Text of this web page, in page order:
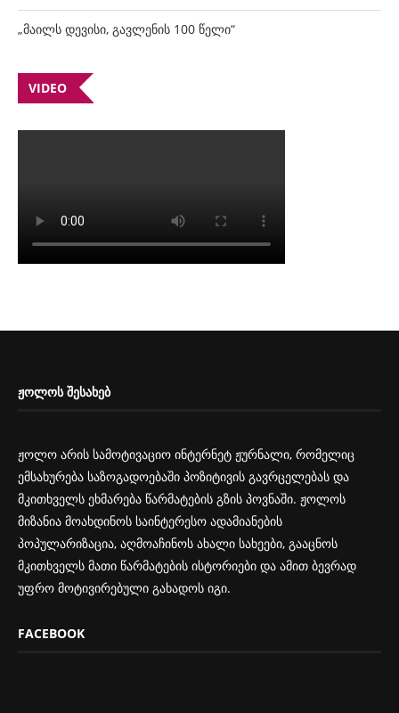
„მაილს დევისი, გავლენის 100 წელი“
VIDEO
ᲟᲝᲚᲝᲡ ᲨᲔᲡᲐᲮᲔᲑ
ჟოლო არის სამოტივაციო ინტერნეტ ჟურნალი, რომელიც
ემსახურება საზოგადოებაში პოზიტივის გავრცელებას და
მკითხველს ეხმარება წარმატების გზის პოვნაში. ჟოლოს
მიზანია მოახდინოს საინტერესო ადამიანების
პოპულარიზაცია, აღმოაჩინოს ახალი სახეები, გააცნოს
მკითხველს მათი წარმატების ისტორიები და ამით ბევრად
უფრო მოტივირებული გახადოს იგი.
FACEBOOK